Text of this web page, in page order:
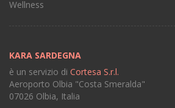
Wellness
KARA SARDEGNA
è un servizio di Cortesa S.r.l.
Aeroporto Olbia "Costa Smeralda"
07026 Olbia, Italia